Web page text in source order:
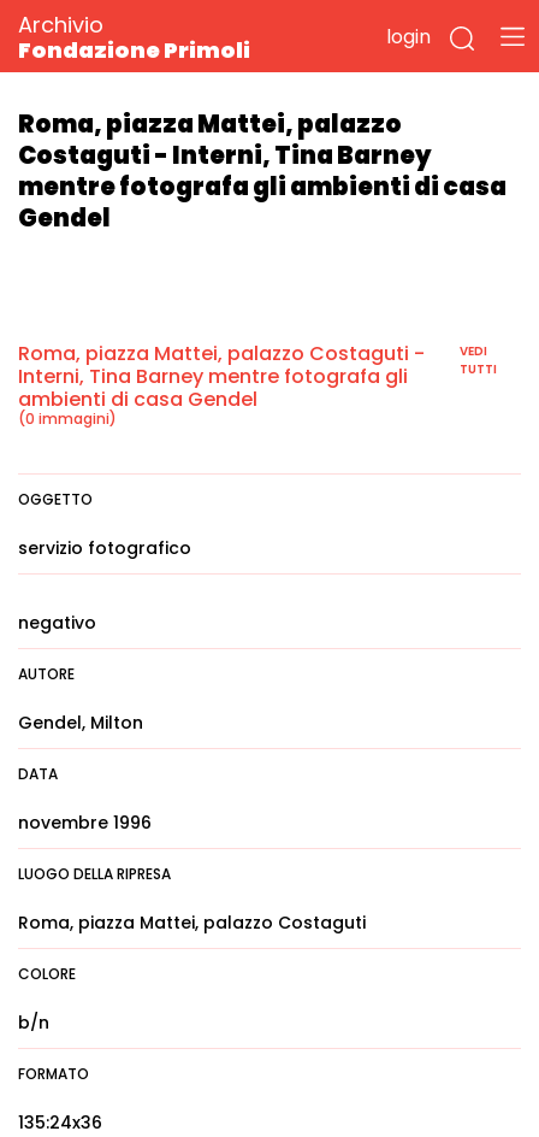
Archivio
Fondazione Primoli
login
Roma, piazza Mattei, palazzo
Costaguti - Interni, Tina Barney
mentre fotografa gli ambienti di casa
Gendel
Roma, piazza Mattei, palazzo Costaguti -
Interni, Tina Barney mentre fotografa gli
ambienti di casa Gendel
(0 immagini)
VEDI
TUTTI
OGGETTO
servizio fotografico
negativo
AUTORE
Gendel, Milton
DATA
novembre 1996
LUOGO DELLA RIPRESA
Roma, piazza Mattei, palazzo Costaguti
COLORE
b/n
FORMATO
135:24x36